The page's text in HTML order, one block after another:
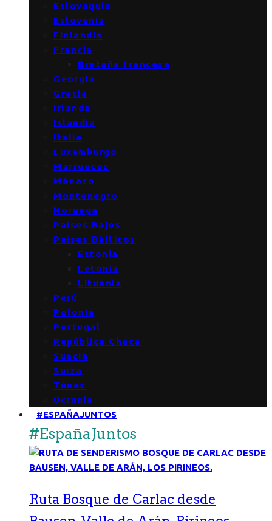
Eslovaquia
Eslovenia
Finlandia
Francia
Bretaña francesa
Georgia
Grecia
Irlanda
Islandia
Italia
Luxemburgo
Marruecos
Mónaco
Montenegro
Noruega
Países Bajos
Países Bálticos
Estonia
Letonia
Lituania
Perú
Polonia
Portugal
República Checa
Suecia
Suiza
Túnez
Ucrania
#ESPAÑAJUNTOS
#EspañaJuntos
Ruta Bosque de Carlac desde